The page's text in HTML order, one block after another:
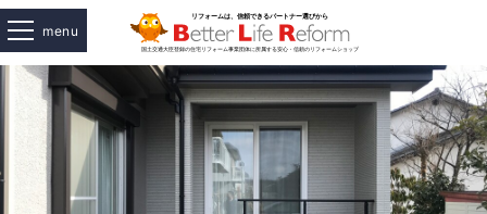
menu